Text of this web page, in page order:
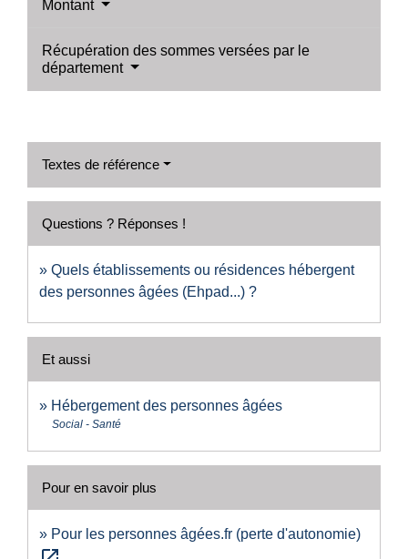
Montant
Récupération des sommes versées par le
département
Textes de référence
Questions ? Réponses !
Quels établissements ou résidences hébergent
des personnes âgées (Ehpad...) ?
Et aussi
Hébergement des personnes âgées
Social - Santé
Pour en savoir plus
Pour les personnes âgées.fr (perte d'autonomie)